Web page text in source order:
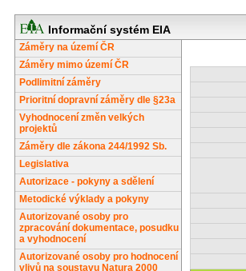
Informační systém EIA
Záměry na území ČR
Záměry mimo území ČR
Podlimitní záměry
Prioritní dopravní záměry dle §23a
Vyhodnocení změn velkých
projektů
Záměry dle zákona 244/1992 Sb.
Legislativa
Autorizace - pokyny a sdělení
Metodické výklady a pokyny
Autorizované osoby pro
zpracování dokumentace, posudku
a vyhodnocení
Autorizované osoby pro hodnocení
vlivů na soustavu Natura 2000